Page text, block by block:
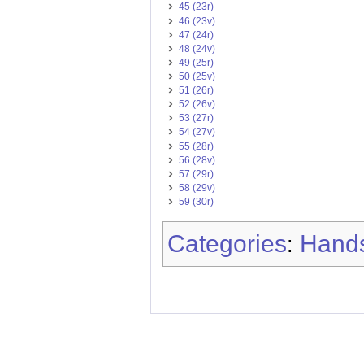
45 (23r)
46 (23v)
47 (24r)
48 (24v)
49 (25r)
50 (25v)
51 (26r)
52 (26v)
53 (27r)
54 (27v)
55 (28r)
56 (28v)
57 (29r)
58 (29v)
59 (30r)
Categories: